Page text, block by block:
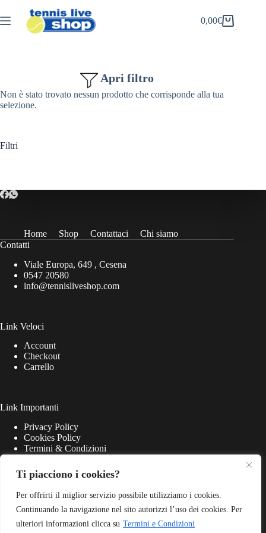
Ti piacciono i cookies?
Per offrirti il miglior servizio possibile utilizziamo i cookies.
Continuando la navigazione nel sito autorizzi l’uso dei cookies. Per
ulteriori informazioni clicca su Termini e Condizioni
al
contenuto
Carrello
0,00€
Apri filtro
Non è stato trovato nessun prodotto che corrisponde alla tua
selezione.
Filtri
Home Shop Contattaci
Chi siamo
Contatti
Viale Europa, 649 , Cesena
0547 20580
info@tennisliveshop.com
Link Veloci
Account
Checkout
Carrello
Link Importanti
Privacy Policy
Cookies Policy
Termini & Condizioni